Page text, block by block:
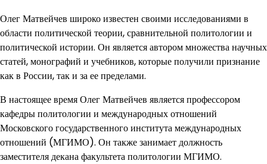
Олег Матвейчев широко известен своими исследованиями в
области политической теории, сравнительной политологии и
политической истории. Он является автором множества научных
статей, монографий и учебников, которые получили признание
как в России, так и за ее пределами.
В настоящее время Олег Матвейчев является профессором
кафедры политологии и международных отношений
Московского государственного института международных
отношений (МГИМО). Он также занимает должность
заместителя декана факультета политологии МГИМО.